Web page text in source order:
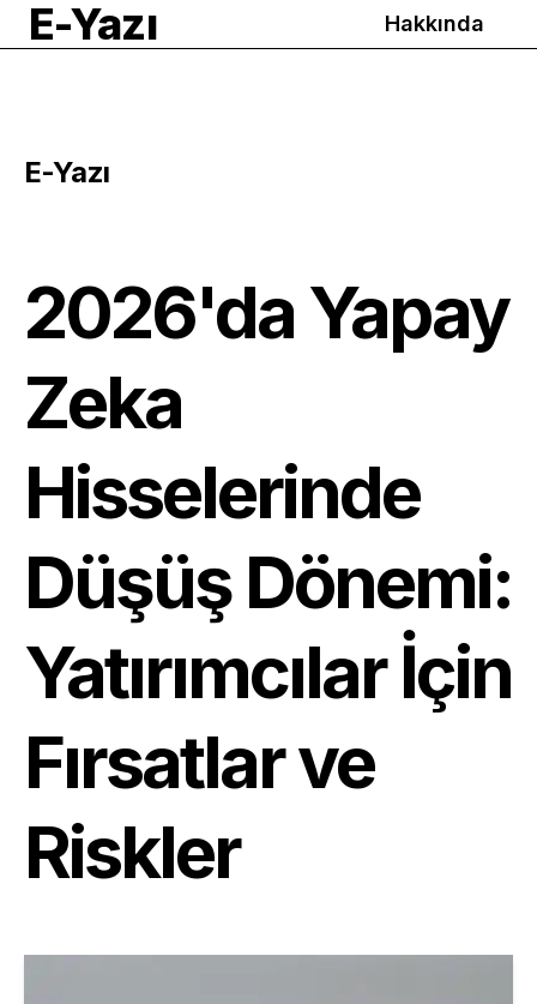
E-Yazı Hakkında
E-Yazı
2026'da Yapay
Zeka
Hisselerinde
Düşüş Dönemi:
Yatırımcılar İçin
Fırsatlar ve
Riskler